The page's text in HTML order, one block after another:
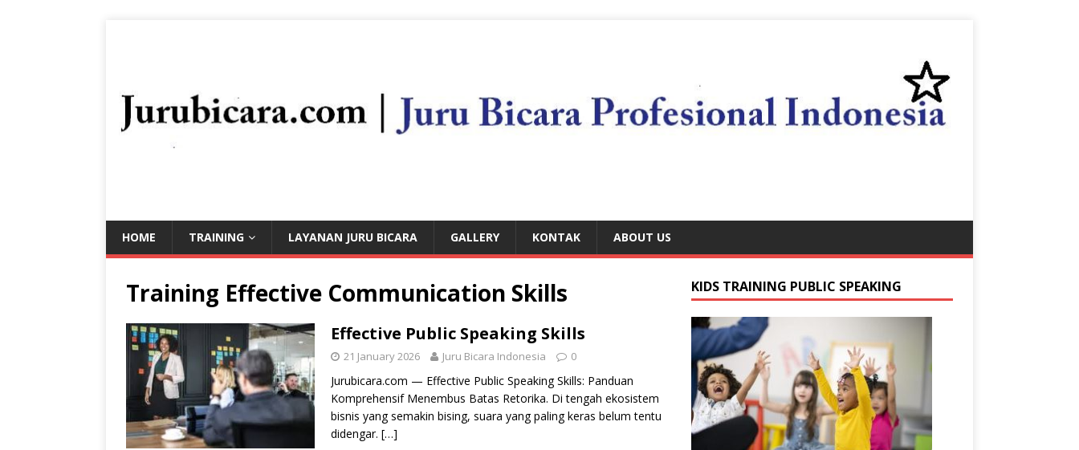
HOME TRAINING LAYANAN JURU BICARA GALLERY KONTAK ABOUT US
Training Effective Communication Skills
Effective Public Speaking Skills
21 January 2026 Juru Bicara Indonesia 0
Jurubicara.com — Effective Public Speaking Skills: Panduan
Komprehensif Menembus Batas Retorika. Di tengah ekosistem
bisnis yang semakin bising, suara yang paling keras belum tentu
didengar. […]
KIDS TRAINING PUBLIC SPEAKING